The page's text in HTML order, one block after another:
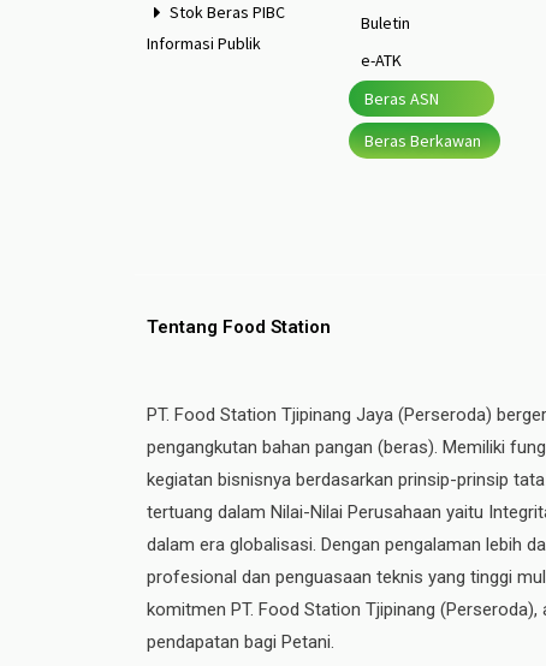
Stok Beras PIBC
Informasi Publik
Buletin
e-ATK
Beras ASN
Beras Berkawan
Tentang Food Station
PT. Food Station Tjipinang Jaya (Perseroda)
pengangkutan bahan pangan (beras). Memiliki
kegiatan bisnisnya berdasarkan prinsip-prinsip
tertuang dalam Nilai-Nilai Perusahaan yaitu
dalam era globalisasi. Dengan pengalaman lebih
profesional dan penguasaan teknis yang tinggi
komitmen PT. Food Station Tjipinang (Perseroda),
pendapatan bagi Petani.